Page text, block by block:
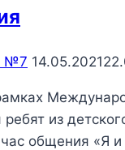
№7 14.05.2021
из
общения «Я